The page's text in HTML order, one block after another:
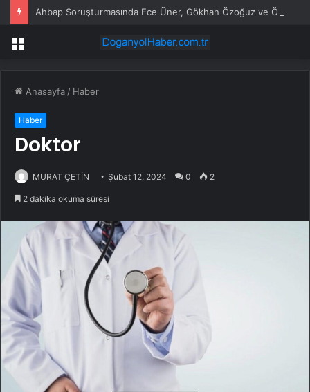
Menü
Anasayfa / Haber
Haber
Doktor
MURAT ÇETİN Şubat 12, 2024 0 2
2 dakika okuma süresi